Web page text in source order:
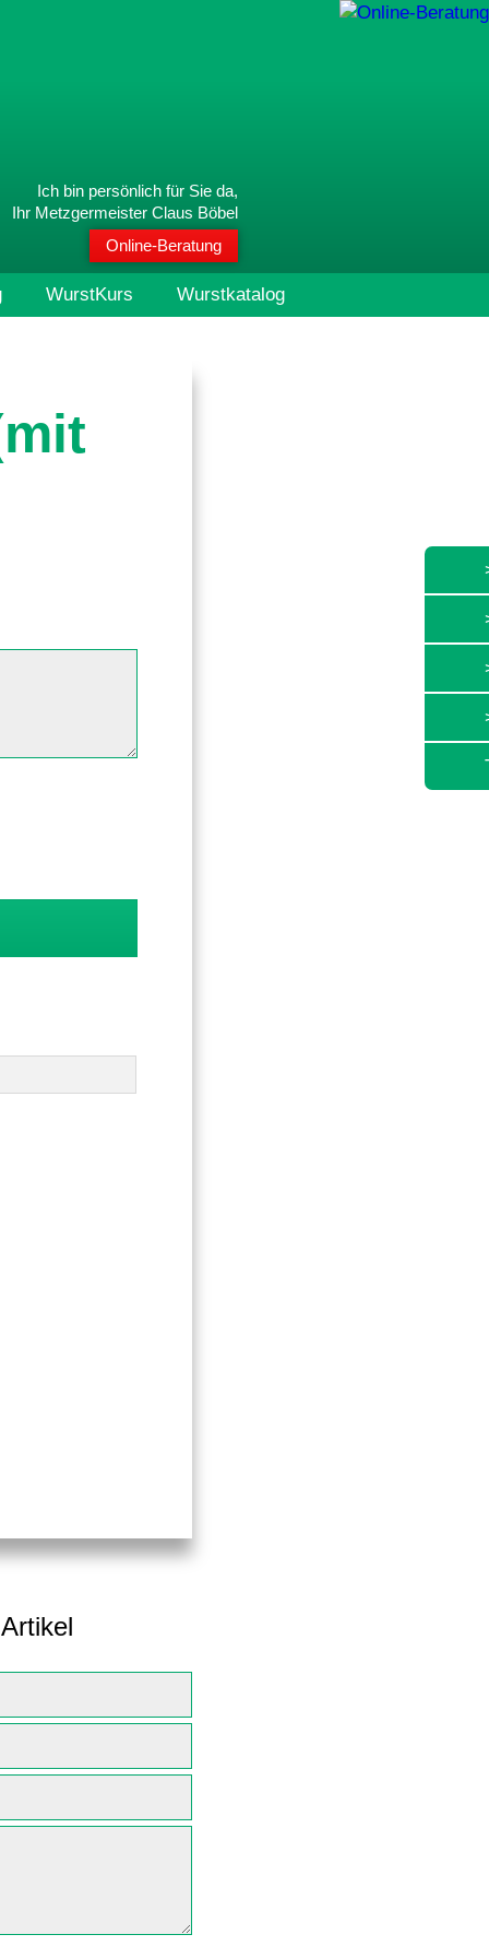
Ich bin persönlich für Sie da,
Ihr Metzgermeister Claus Böbel
Online-Beratung
WurstKurs Wurstkatalog